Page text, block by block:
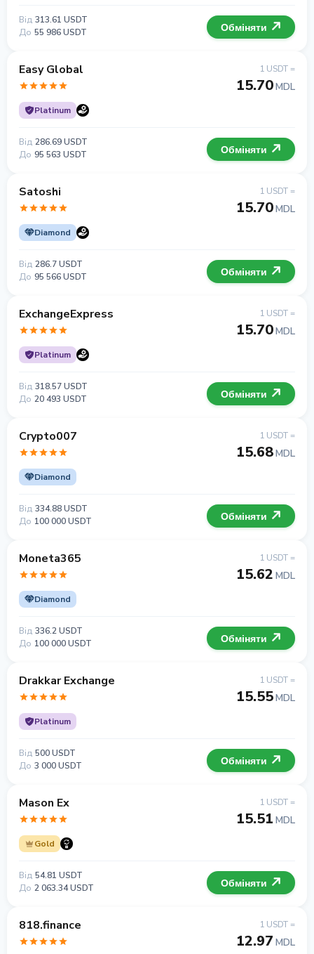
Від 313.61 USDT
До 55 986 USDT Обміняти
Easy Global
Platinum
1 USDT =
15.70MDL
Від 286.69 USDT
До 95 563 USDT Обміняти
Satoshi
Diamond
1 USDT =
15.70MDL
Від 286.7 USDT
До 95 566 USDT Обміняти
ExchangeExpress
Platinum
1 USDT =
15.70MDL
Від 318.57 USDT
До 20 493 USDT Обміняти
Crypto007
Diamond
1 USDT =
15.68MDL
Від 334.88 USDT
До 100 000 USDT Обміняти
Moneta365
Diamond
1 USDT =
15.62 MDL
Від 336.2 USDT
До 100 000 USDT Обміняти
Drakkar Exchange
Platinum
1 USDT =
15.55MDL
Від 500 USDT
До 3 000 USDT Обміняти
Mason Ex
Gold
1 USDT =
15.51 MDL
Від 54.81 USDT
До 2 063.34 USDT Обміняти
818.finance 1 USDT =
12.97 MDL